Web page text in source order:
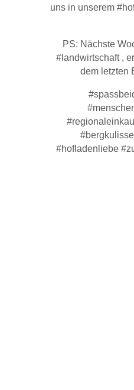
uns in unserem
PS: Nächste
#landwirtschaft ,
dem letzten
#hofladenliebe